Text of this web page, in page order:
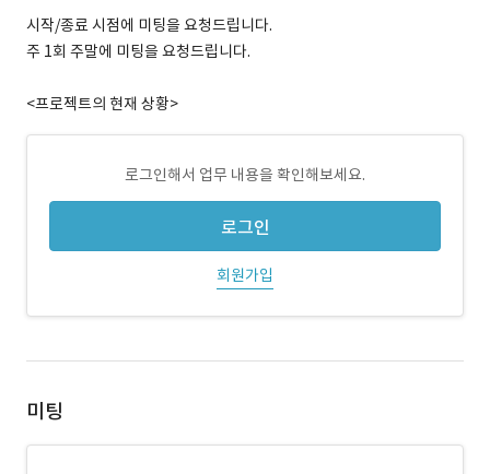
시작/종료 시점에 미팅을 요청드립니다.
주 1회 주말에 미팅을 요청드립니다.
<프로젝트의 현재 상황>
로그인해서 업무 내용을 확인해보세요.
로그인
회원가입
미팅